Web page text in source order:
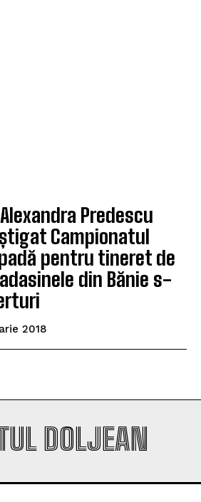
Predescu
Campionatul
pentru tineret de
din Bănie s-
2018
DOLJEAN